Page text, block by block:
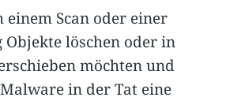
einem Scan oder einer
löschen oder in
möchten und
in der Tat eine